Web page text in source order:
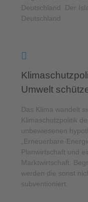
Deutschland. Der
Deutschland.
Umwelt
Das Klima wandelt
Klimaschutzpolitik
unbewiesenen
„Erneuerbare-
Planwirtschaft und
Marktwirtschaft.
werden die sonst
subventioniert.